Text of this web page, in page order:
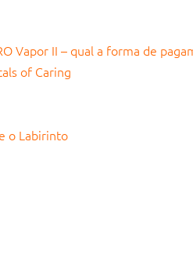
Vapor II – qual a forma de
of Caring
o Labirinto